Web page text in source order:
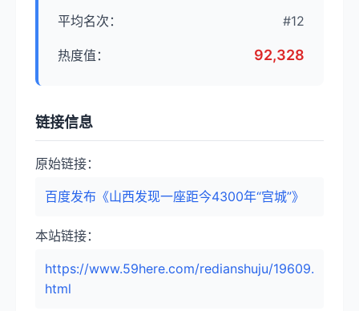
平均名次： #12
热度值： 92,328
链接信息
原始链接：
百度发布《山西发现一座距今4300年“宫城”》
本站链接：
https://www.59here.com/redianshuju/19609.
html